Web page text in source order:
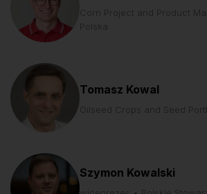
Corn Project and Product
Polska
Tomasz Kowal
Oilseed Crops and Seed
Szymon Kowalski